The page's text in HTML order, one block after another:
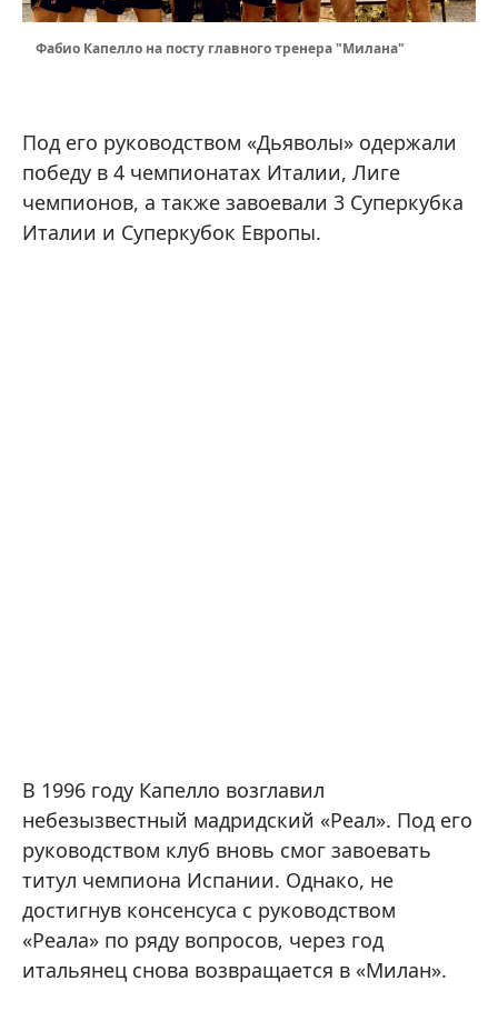
Фабио Капелло на посту главного тренера "Милана"
Под его руководством «Дьяволы» одержали
победу в 4 чемпионатах Италии, Лиге
чемпионов, а также завоевали 3 Суперкубка
Италии и Суперкубок Европы.
В 1996 году Капелло возглавил
небезызвестный мадридский «Реал». Под его
руководством клуб вновь смог завоевать
титул чемпиона Испании. Однако, не
достигнув консенсуса с руководством
«Реала» по ряду вопросов, через год
итальянец снова возвращается в «Милан».